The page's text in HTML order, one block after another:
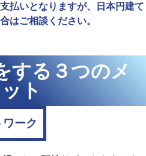
払いとなりますが、日本円建て
はご相談ください。
する３つのメ
ト
ーク